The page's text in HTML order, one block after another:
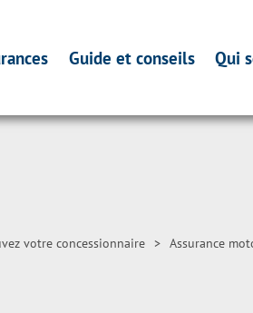
Guide et conseils Qui
votre concessionnaire > Assurance